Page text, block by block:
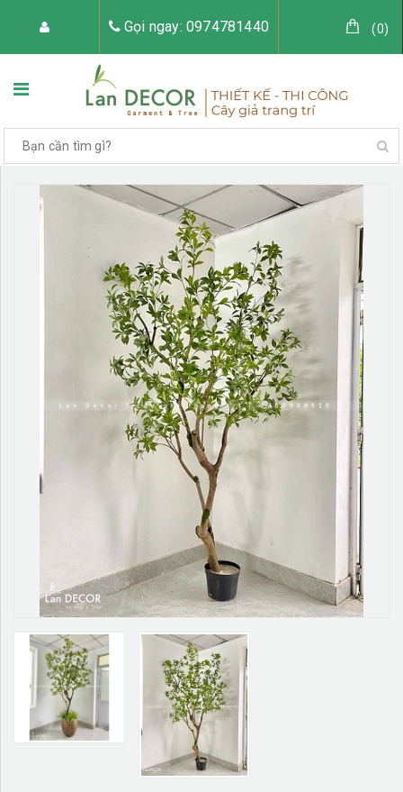
Gọi ngay: 0974781440 (0)
TRANG CHỦ VỀ LAN DECOR
CÂY GIẢ TRANG TRÍ TIỂU CẢNH CÂY GIẢ
TƯỜNG CÂY GIẢ KHĂN TRẢI BÀN
LIÊN HỆ